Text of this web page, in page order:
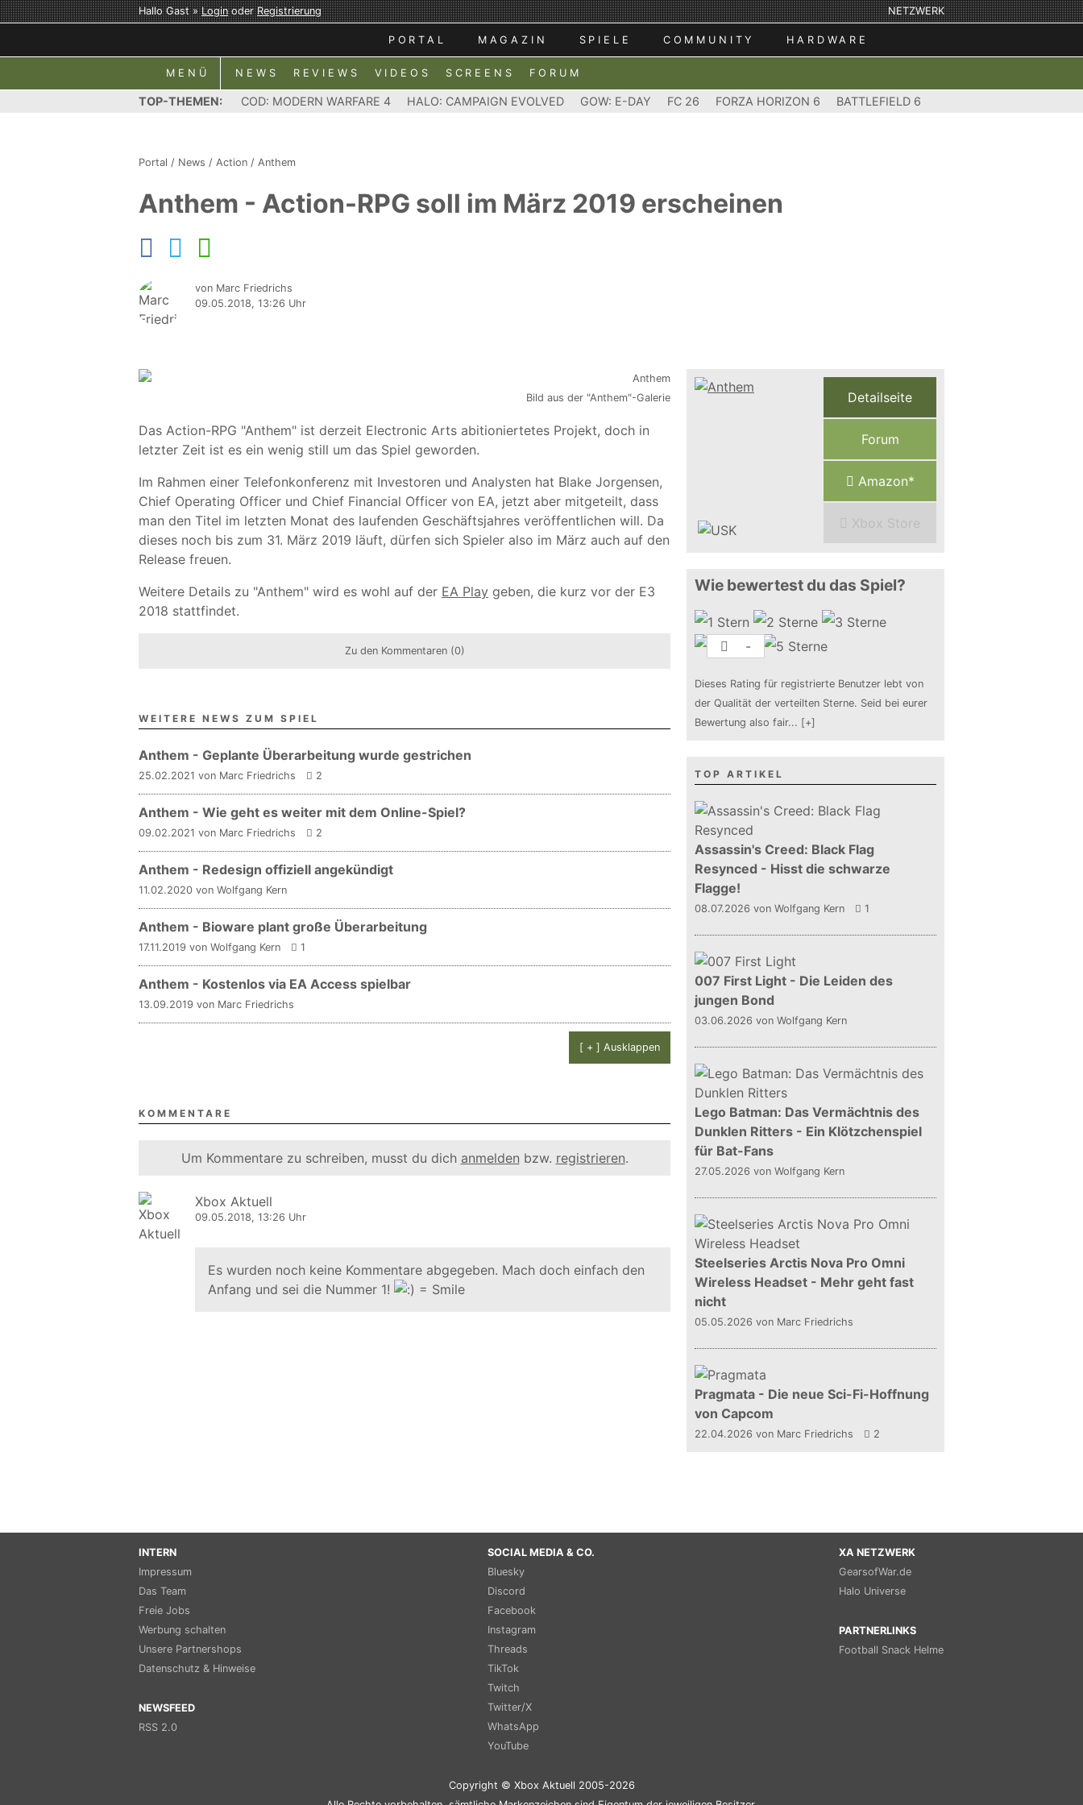
Hallo Gast »LoginoderRegistrierung NETZWERK
PORTAL MAGAZIN SPIELE COMMUNITY HARDWARE
MENÜ NEWS REVIEWS VIDEOS SCREENS FORUM
TOP-THEMEN: COD: MODERN WARFARE 4 HALO: CAMPAIGN EVOLVED GOW: E-DAY FC 26 FORZA HORIZON 6 BATTLEFIELD 6
Portal / News / Action / Anthem
Anthem - Action-RPG soll im März 2019 erscheinen
von Marc Friedrichs
09.05.2018, 13:26 Uhr
Bild aus der "Anthem"-Galerie
Das Action-RPG "Anthem" ist derzeit Electronic Arts abitioniertetes Projekt, doch in
letzter Zeit ist es ein wenig still um das Spiel geworden.
Im Rahmen einer Telefonkonferenz mit Investoren und Analysten hat Blake Jorgensen,
Chief Operating Officer und Chief Financial Officer von EA, jetzt aber mitgeteilt, dass
man den Titel im letzten Monat des laufenden Geschäftsjahres veröffentlichen will. Da
dieses noch bis zum 31. März 2019 läuft, dürfen sich Spieler also im März auch auf den
Release freuen.
Weitere Details zu "Anthem" wird es wohl auf der EA Play geben, die kurz vor der E3
2018 stattfindet.
Zu den Kommentaren (0)
WEITERE NEWS ZUM SPIEL
Anthem - Geplante Überarbeitung wurde gestrichen
25.02.2021 von Marc Friedrichs 2
Anthem - Wie geht es weiter mit dem Online-Spiel?
09.02.2021 von Marc Friedrichs 2
Anthem - Redesign offiziell angekündigt
11.02.2020 von Wolfgang Kern
Anthem - Bioware plant große Überarbeitung
17.11.2019 von Wolfgang Kern 1
Anthem - Kostenlos via EA Access spielbar
13.09.2019 von Marc Friedrichs
[ + ] Ausklappen
KOMMENTARE
Um Kommentare zu schreiben, musst du dich anmelden bzw. registrieren.
Xbox Aktuell
09.05.2018, 13:26 Uhr
Es wurden noch keine Kommentare abgegeben. Mach doch einfach den
Anfang und sei die Nummer 1!
Detailseite
Forum
Amazon*
Xbox Store
Wie bewertest du das Spiel?
-
Dieses Rating für registrierte Benutzer lebt von
der Qualität der verteilten Sterne. Seid bei eurer
Bewertung also fair... [+]
TOP ARTIKEL
Assassin's Creed: Black Flag
Resynced - Hisst die schwarze
Flagge!
08.07.2026 von Wolfgang Kern 1
007 First Light - Die Leiden des
jungen Bond
03.06.2026 von Wolfgang Kern
Lego Batman: Das Vermächtnis des
Dunklen Ritters - Ein Klötzchenspiel
für Bat-Fans
27.05.2026 von Wolfgang Kern
Steelseries Arctis Nova Pro Omni
Wireless Headset - Mehr geht fast
nicht
05.05.2026 von Marc Friedrichs
Pragmata - Die neue Sci-Fi-Hoffnung
von Capcom
22.04.2026 von Marc Friedrichs 2
INTERN
Impressum
Das Team
Freie Jobs
Werbung schalten
Unsere Partnershops
Datenschutz & Hinweise
NEWSFEED
RSS 2.0
SOCIAL MEDIA & CO.
Bluesky
Discord
Facebook
Instagram
Threads
TikTok
Twitch
Twitter/X
WhatsApp
YouTube
XA NETZWERK
GearsofWar.de
Halo Universe
PARTNERLINKS
Football Snack Helme
Copyright © Xbox Aktuell 2005-2026